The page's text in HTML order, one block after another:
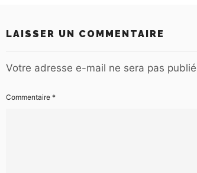
LAISSER UN COMMENTAIRE
Votre adresse e-mail ne sera pas
Commentaire *